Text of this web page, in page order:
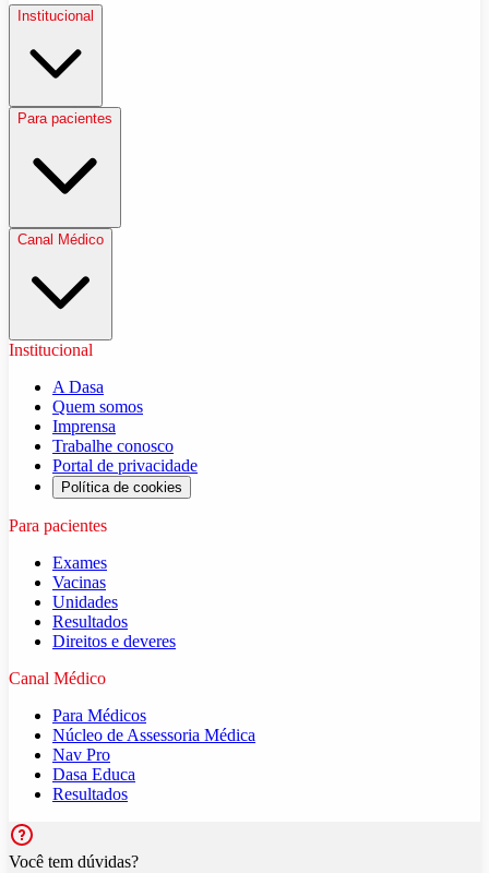
Institucional
Para pacientes
Canal Médico
Institucional
A Dasa
Quem somos
Imprensa
Trabalhe conosco
Portal de privacidade
Política de cookies
Para pacientes
Exames
Vacinas
Unidades
Resultados
Direitos e deveres
Canal Médico
Para Médicos
Núcleo de Assessoria Médica
Nav Pro
Dasa Educa
Resultados
Você tem dúvidas?